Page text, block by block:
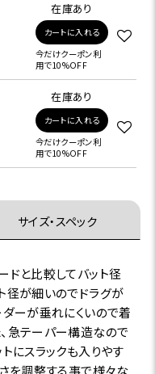
在庫あり
カートに入れる
今だけクーポン利
用で10%OFF
在庫あり
カートに入れる
今だけクーポン利
用で10%OFF
サイズ・スペック
ドと比較してバット径
径が細いのでドラグが
ダーが垂れにくいので着
急テーパー構造なので
にスラックも入りやす
さを調整する事で様々な